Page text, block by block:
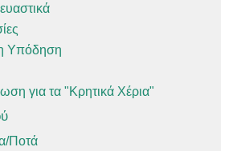
Υπόδηση
για τα "Κρητικά Χέρια"
Ποτά